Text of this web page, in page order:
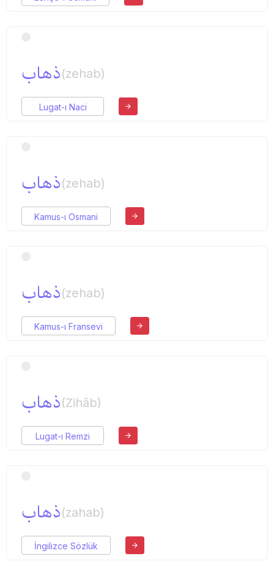
ذهاب(zehab)
Lugat-ı Naci
ذهاب(zehab)
Kamus-ı Osmani
ذهاب(zehab)
Kamus-ı Fransevi
ذهاب(Zihâb)
Lugat-ı Remzi
ذهاب(zahab)
İngilizce Sözlük